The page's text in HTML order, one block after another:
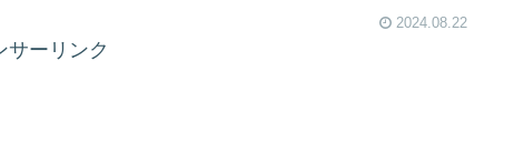
2024.08.22
サーリンク